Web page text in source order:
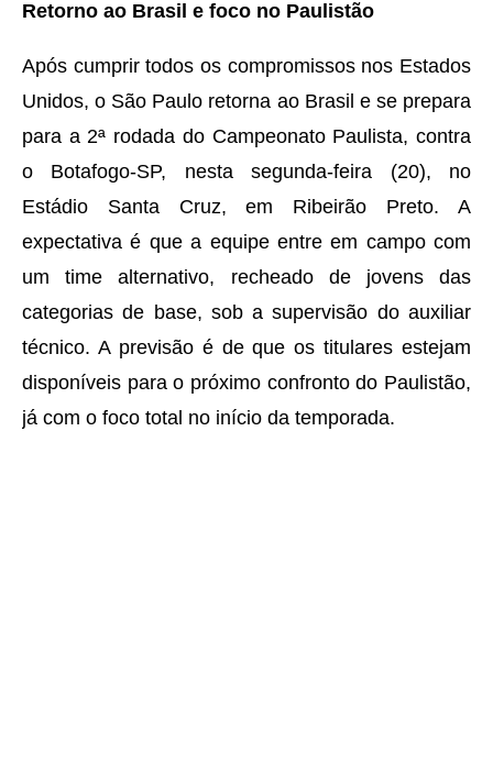
Retorno ao Brasil e foco no Paulistão
Após cumprir todos os compromissos nos Estados
Unidos, o São Paulo retorna ao Brasil e se prepara
para a 2ª rodada do Campeonato Paulista, contra
o Botafogo-SP, nesta segunda-feira (20), no
Estádio Santa Cruz, em Ribeirão Preto. A
expectativa é que a equipe entre em campo com
um time alternativo, recheado de jovens das
categorias de base, sob a supervisão do auxiliar
técnico. A previsão é de que os titulares estejam
disponíveis para o próximo confronto do Paulistão,
já com o foco total no início da temporada.